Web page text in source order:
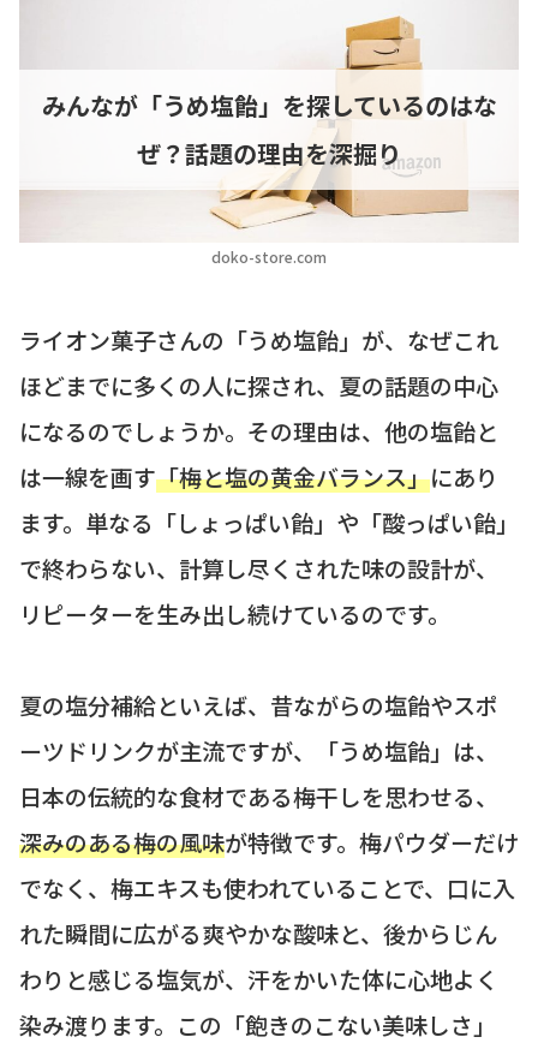
doko-store.com
みんなが「うめ塩飴」を探しているのはな
ぜ？話題の理由を深掘り
ライオン菓子さんの「うめ塩飴」が、なぜこれ
ほどまでに多くの人に探され、夏の話題の中心
になるのでしょうか。その理由は、他の塩飴と
は一線を画す「梅と塩の黄金バランス」にあり
ます。単なる「しょっぱい飴」や「酸っぱい飴」
で終わらない、計算し尽くされた味の設計が、
リピーターを生み出し続けているのです。
夏の塩分補給といえば、昔ながらの塩飴やスポ
ーツドリンクが主流ですが、「うめ塩飴」は、
日本の伝統的な食材である梅干しを思わせる、
深みのある梅の風味が特徴です。梅パウダーだけ
でなく、梅エキスも使われていることで、口に入
れた瞬間に広がる爽やかな酸味と、後からじん
わりと感じる塩気が、汗をかいた体に心地よく
染み渡ります。この「飽きのこない美味しさ」